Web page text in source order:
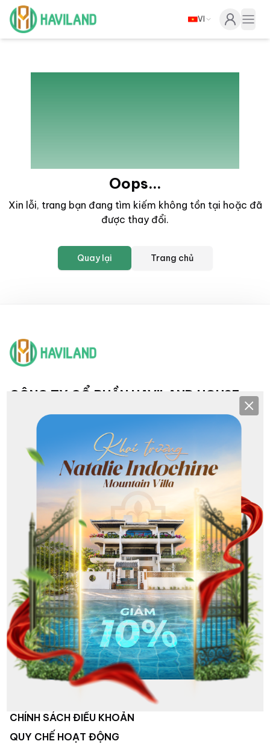
Haviland
VI
404
Oops...
Xin lỗi, trang bạn đang tìm kiếm không tồn tại hoặc đã
được thay đổi.
Quay lại Trang chủ
CÔNG TY CỔ PHẦN HAVILAND HOUSE
TRỤ SỞ & CHI NHÁNH
Hội sở: 193 Nguyễn Văn Linh, Hải Châu, Đà Nẵng
CN NHS: 36 - 38 Khuê Mỹ Đông 3, Ngũ Hành Sơn, Đà Nẵng
CN Sơn Trà: Lô G1 Phạm Văn Đồng, Sơn Trà, Đà Nẵng
CN Hoà Xuân: 368 Nguyễn Phước Lan, Hoà Xuân, Đà Nẵng
CN Liên Chiểu: 213 Nguyễn Sinh Sắc, Hòa Khánh, Đà Nẵng
VỀ CHÚNG TÔI
HỆ THỐNG KHÁCH SẠN
HOẠT ĐỘNG CÔNG TY
TUYỂN DỤNG
LIÊN HỆ
CHÍNH SÁCH ĐIỀU KHOẢN
QUY CHẾ HOẠT ĐỘNG